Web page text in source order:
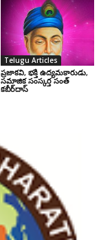
Telugu Articles
ప్రజాకవి, భక్తి ఉద్యమకారుడు,
సమాజిక సంస్కర్త సంత్‌
కబీర్‌దాస్‌